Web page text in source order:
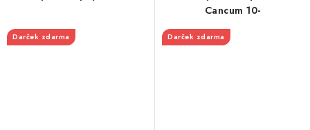
Darček zdarma
Cancum 10-
Darček zdarma